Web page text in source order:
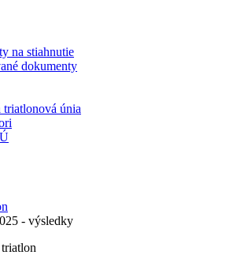
na stiahnutie
dokumenty
triatlonová únia
- výsledky